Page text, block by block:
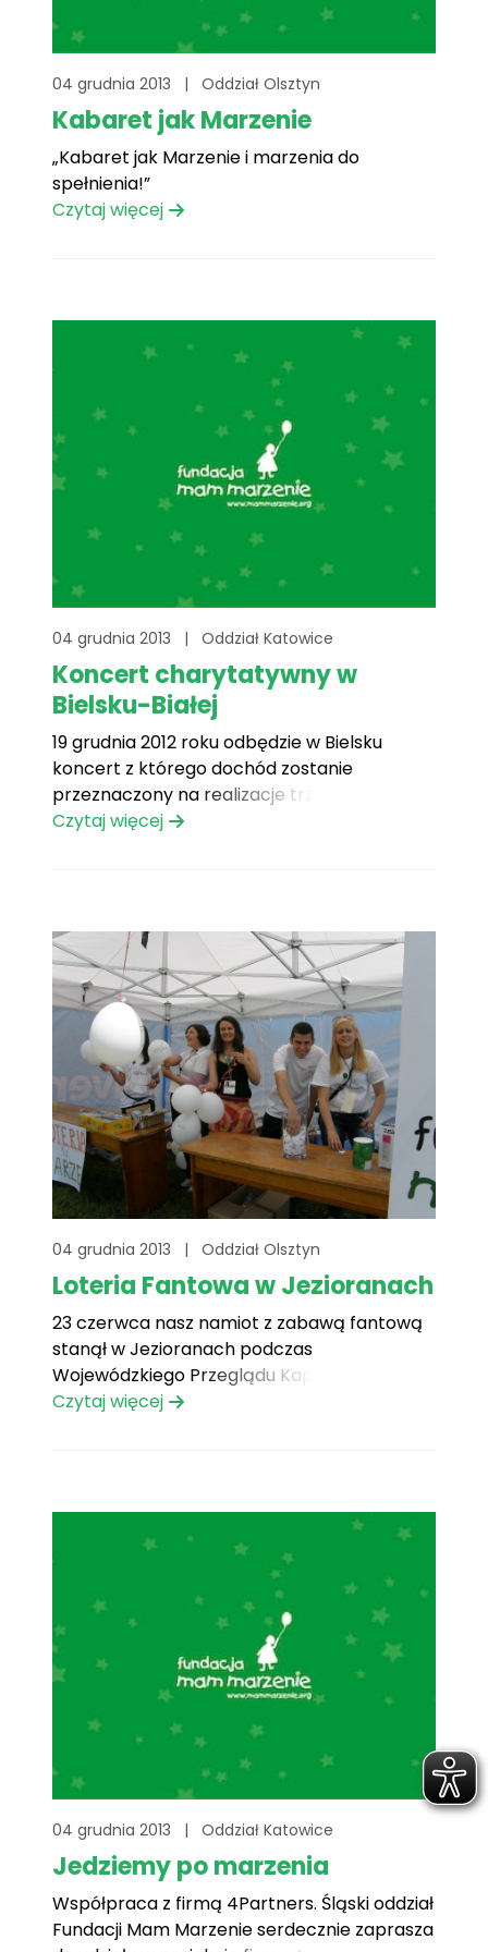
04 grudnia 2013 | Oddział Olsztyn
Kabaret jak Marzenie
„Kabaret jak Marzenie i marzenia do
spełnienia!”
Czytaj więcej
04 grudnia 2013 | Oddział Katowice
Koncert charytatywny w
Bielsku-Białej
19 grudnia 2012 roku odbędzie w Bielsku
koncert z którego dochód zostanie
przeznaczony na realizacje trzech marzeń.
19 grudnia 2012 roku w Domu Żołnierza w
udział: iluzjonista Tomasz Kabis oraz Zespół
Dziecięco-Młodzieżowy Włóczykije z[...]
Czytaj więcej
04 grudnia 2013 | Oddział Olsztyn
Loteria Fantowa w Jezioranach
23 czerwca nasz namiot z zabawą fantową
stanął w Jezioranach podczas
Wojewódzkiego Przeglądu Kapel i Zespołów
Śpiewaczych, który w Jezioranach
Czytaj więcej
04 grudnia 2013 | Oddział Katowice
Jedziemy po marzenia
Współpraca z firmą 4Partners. Śląski oddział
Fundacji Mam Marzenie serdecznie zaprasza